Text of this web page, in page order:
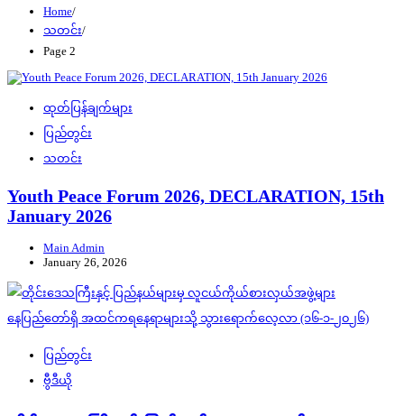
Home
သတင်း
Page 2
ထုတ်ပြန်ချက်များ
ပြည်တွင်း
သတင်း
Youth Peace Forum 2026, DECLARATION, 15th
January 2026
Main Admin
January 26, 2026
ပြည်တွင်း
ဗွီဒီယို